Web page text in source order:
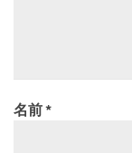
名前*